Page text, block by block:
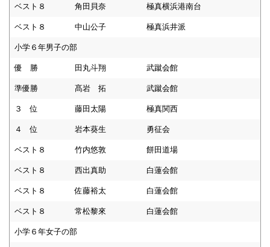
ベスト８ 角田貝奈 極真横浜港南台
ベスト８ 中山公子 極真浜井派
小学６年男子の部
優 勝 田丸斗翔 武蹴会館
準優勝 髙岩 拓 武蹴会館
３ 位 藤田太陽 極真関西
４ 位 岩本葵生 勇征会
ベスト８ 竹内悠敦 餅田道場
ベスト８ 西出真助 白蓮会館
ベスト８ 佐藤裕太 白蓮会館
ベスト８ 常松黎來 白蓮会館
小学６年女子の部